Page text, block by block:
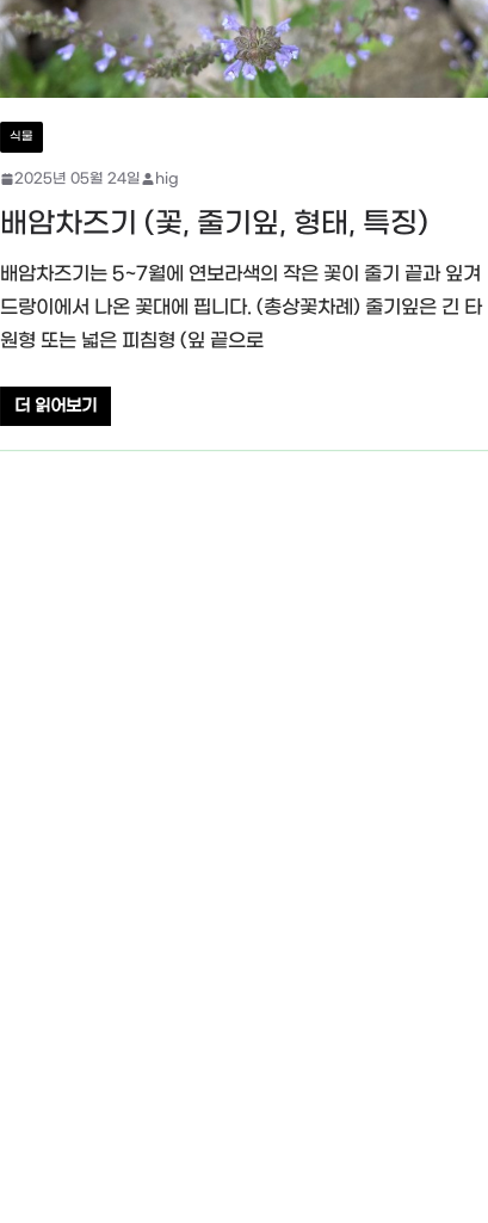
식물
2025년 05월 24일 hig
배암차즈기 (꽃, 줄기잎, 형태, 특징)
배암차즈기는 5~7월에 연보라색의 작은 꽃이 줄기 끝과 잎겨
드랑이에서 나온 꽃대에 핍니다. (총상꽃차례) 줄기잎은 긴 타
원형 또는 넓은 피침형 (잎 끝으로
더 읽어보기